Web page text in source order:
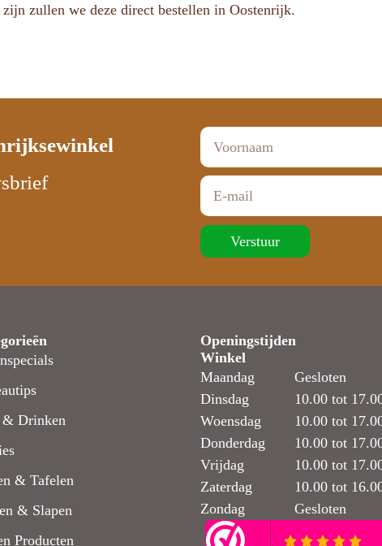
zullen we deze direct bestellen in Oostenrijk.
Verstuur
& Drinken
& Tafelen
& Slapen
Producten
Openingstijden
Winkel
Maandag
Dinsdag
Woensdag
Donderdag
Vrijdag
Zaterdag
Zondag
Gesloten
10.00 tot
10.00 tot
10.00 tot
10.00 tot
10.00 tot
Gesloten